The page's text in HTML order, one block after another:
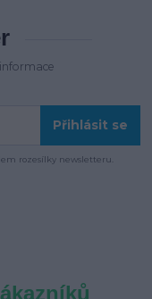
Přihlásit se
rozesílky newsletteru.